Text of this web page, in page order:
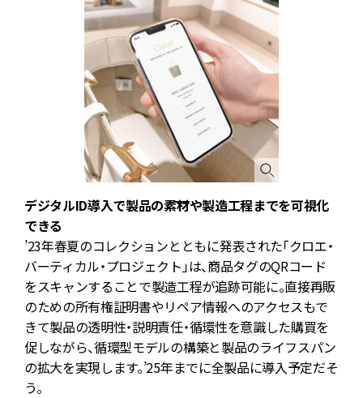
デジタルID導入で製品の素材や製造工程までを可視化
できる
’23年春夏のコレクションとともに発表された「クロエ・
バーティカル・プロジェクト」は、商品タグのQRコード
をスキャンすることで製造工程が追跡可能に。直接再販
のための所有権証明書やリペア情報へのアクセスもで
きて製品の透明性・説明責任・循環性を意識した購買を
促しながら、循環型モデルの構築と製品のライフスパン
の拡大を実現します。’25年までに全製品に導入予定だそ
う。